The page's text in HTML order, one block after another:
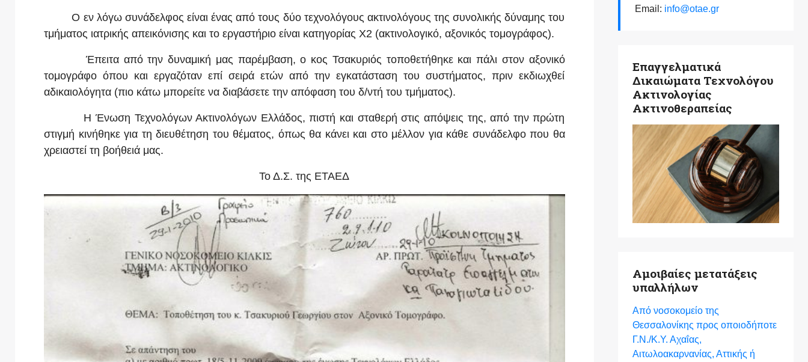
Ο εν λόγω συνάδελφος είναι ένας από τους δύο τεχνολόγους ακτινολόγους της συνολικής δύναμης του
τμήματος ιατρικής απεικόνισης και το εργαστήριο είναι κατηγορίας Χ2 (ακτινολογικό, αξονικός τομογράφος).
Έπειτα από την δυναμική μας παρέμβαση, ο κος Τσακυριός τοποθετήθηκε και πάλι στον αξονικό
τομογράφο όπου και εργαζόταν επί σειρά ετών από την εγκατάσταση του συστήματος, πριν εκδιωχθεί
αδικαιολόγητα (πιο κάτω μπορείτε να διαβάσετε την απόφαση του δ/ντή του τμήματος).
Η Ένωση Τεχνολόγων Ακτινολόγων Ελλάδος, πιστή και σταθερή στις απόψεις της, από την πρώτη
στιγμή κινήθηκε για τη διευθέτηση του θέματος, όπως θα κάνει και στο μέλλον για κάθε συνάδελφο που θα
χρειαστεί τη βοήθειά μας.
Το Δ.Σ. της ΕΤΑΕΔ
Email: info@otae.gr
Επαγγελματικά
Δικαιώματα Τεχνολόγου
Ακτινολογίας
Ακτινοθεραπείας
Αμοιβαίες μετατάξεις
υπαλλήλων
Από νοσοκομείο της
Θεσσαλονίκης προς οποιοδήποτε
Γ.Ν./Κ.Υ. Αχαΐας,
Αιτωλοακαρνανίας, Αττικής ή